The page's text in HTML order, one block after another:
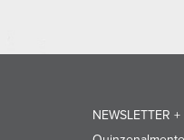
NEWSLETTER